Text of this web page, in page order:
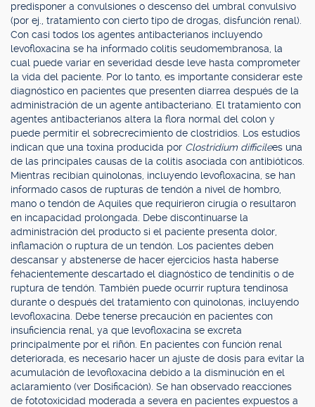
predisponer a convulsiones o descenso del umbral convulsivo
(por ej., tratamiento con cierto tipo de drogas, disfunción renal).
Con casi todos los agentes antibacterianos incluyendo
levofloxacina se ha informado colitis seudomembranosa, la
cual puede variar en severidad desde leve hasta comprometer
la vida del paciente. Por lo tanto, es importante considerar este
diagnóstico en pacientes que presenten diarrea después de la
administración de un agente antibacteriano. El tratamiento con
agentes antibacterianos altera la flora normal del colon y
puede permitir el sobrecrecimiento de clostridios. Los estudios
indican que una toxina producida por Clostridium difficilees una
de las principales causas de la colitis asociada con antibióticos.
Mientras recibían quinolonas, incluyendo levofloxacina, se han
informado casos de rupturas de tendón a nivel de hombro,
mano o tendón de Aquiles que requirieron cirugía o resultaron
en incapacidad prolongada. Debe discontinuarse la
administración del producto si el paciente presenta dolor,
inflamación o ruptura de un tendón. Los pacientes deben
descansar y abstenerse de hacer ejercicios hasta haberse
fehacientemente descartado el diagnóstico de tendinitis o de
ruptura de tendón. También puede ocurrir ruptura tendinosa
durante o después del tratamiento con quinolonas, incluyendo
levofloxacina. Debe tenerse precaución en pacientes con
insuficiencia renal, ya que levofloxacina se excreta
principalmente por el riñón. En pacientes con función renal
deteriorada, es necesario hacer un ajuste de dosis para evitar la
acumulación de levofloxacina debido a la disminución en el
aclaramiento (ver Dosificación). Se han observado reacciones
de fototoxicidad moderada a severa en pacientes expuestos a